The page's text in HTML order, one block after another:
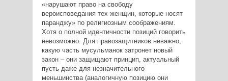
«нарушают право на свободу
вероисповедания тех женщин, которые носят
паранджу» по религиозным соображениям.
Хотя о полной идентичности позиций говорить
невозможно. Для правозащитников неважно,
какую часть мусульманок затронет новый
закон – они защищают принцип, актуальный
пусть даже для незначительного
меньшинства (аналогичную позицию они